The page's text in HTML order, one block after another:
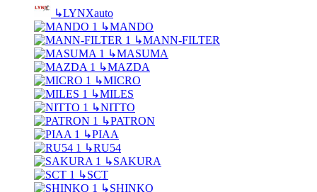
↳LYNXauto
↳MANDO
↳MANN-FILTER
↳MASUMA
↳MAZDA
↳MICRO
↳MILES
↳NITTO
↳PATRON
↳PIAA
↳RU54
↳SAKURA
↳SCT
↳SHINKO